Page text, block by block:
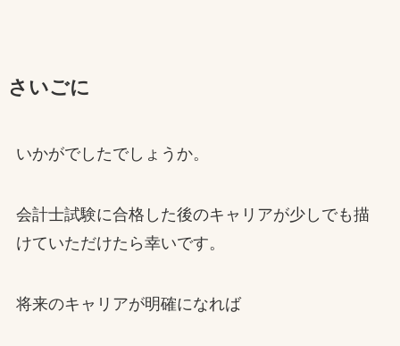
さいごに
いかがでしたでしょうか。
会計士試験に合格した後のキャリアが少しでも描
けていただけたら幸いです。
将来のキャリアが明確になれば